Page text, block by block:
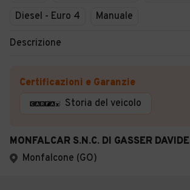
Diesel - Euro 4
Manuale
Descrizione
Certificazioni e Garanzie
Storia del veicolo
MONFALCAR S.N.C. DI GASSER DAVIDE
Monfalcone (GO)